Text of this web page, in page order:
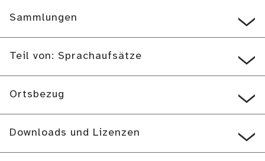
Sammlungen
Teil von: Sprachaufsätze
Ortsbezug
Downloads und Lizenzen